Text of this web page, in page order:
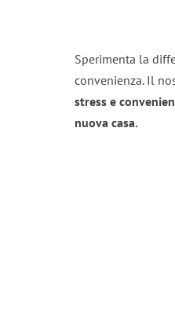
Sperimenta la
convenienza. Il
stress e
nuova casa.